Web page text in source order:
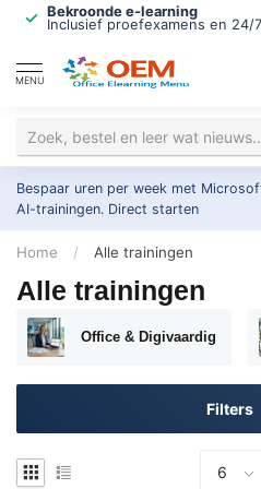
Bekroonde e-learning
Inclusief proefexamens en 24/
MENU
Bespaar uren per week met
AI-trainingen. Direct starten
Home / Alle trainingen
Alle trainingen
Office & Digivaardig
Filters